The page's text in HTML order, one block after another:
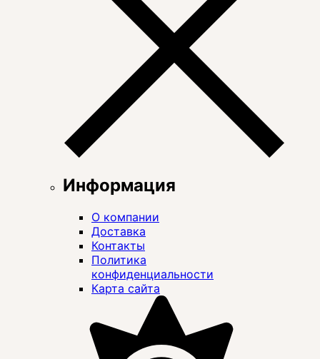
Информация
О компании
Доставка
Контакты
Политика
конфиденциальности
Карта сайта